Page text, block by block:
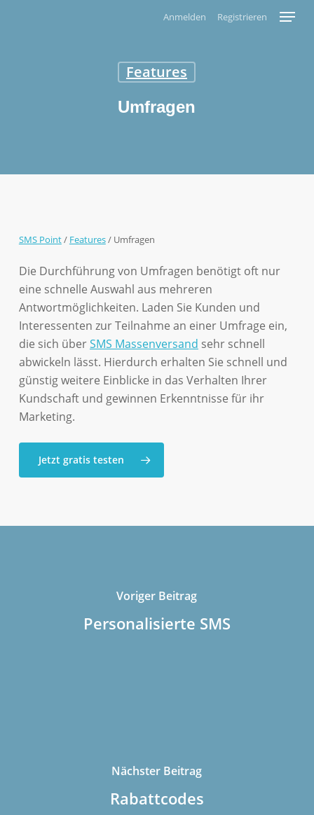
Anmelden Registrieren Menu
Features
Umfragen
SMS Point/ Features/ Umfragen
Die Durchführung von Umfragen benötigt oft nur
eine schnelle Auswahl aus mehreren
Antwortmöglichkeiten. Laden Sie Kunden und
Interessenten zur Teilnahme an einer Umfrage ein,
die sich überSMS Massenversand sehr schnell
abwickeln lässt. Hierdurch erhalten Sie schnell und
günstig weitere Einblicke in das Verhalten Ihrer
Kundschaft und gewinnen Erkenntnisse für ihr
Marketing.
Jetzt gratis testen
Voriger Beitrag
Personalisierte SMS
Nächster Beitrag
Rabattcodes